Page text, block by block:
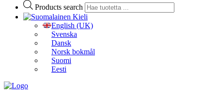
Products search
Kieli
English (UK)
Svenska
Dansk
Norsk bokmål
Suomi
Eesti